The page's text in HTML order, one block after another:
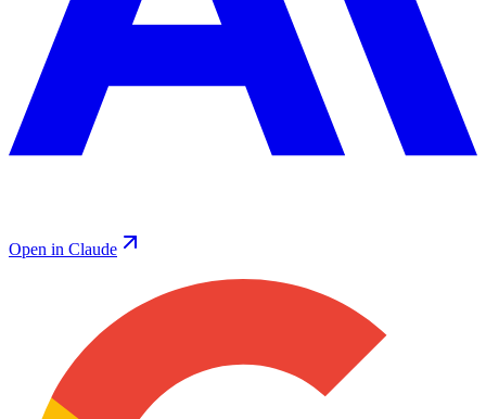
Open in Claude